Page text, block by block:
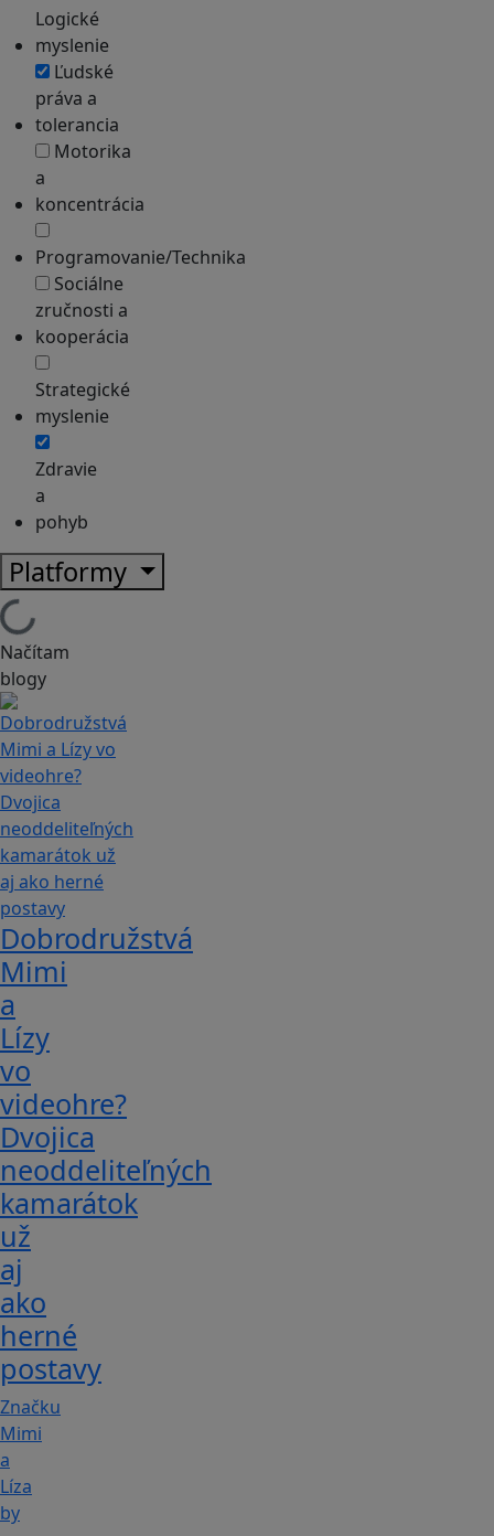
Logické
myslenie
Ľudské
práva a
tolerancia
Motorika
a
koncentrácia
Programovanie/Technika
Sociálne
zručnosti a
kooperácia
Strategické
myslenie
Zdravie
a
pohyb
Platformy
Načítam
blogy
Dobrodružstvá
Mimi
a
Lízy
vo
videohre?
Dvojica
neoddeliteľných
kamarátok
už
aj
ako
herné
postavy
Značku
Mimi
a
Líza
by